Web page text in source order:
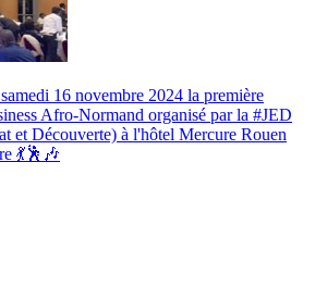
16 novembre 2024 la première
Afro-Normand organisé par la #JED
et Découverte) à l'hôtel Mercure Rouen
💃🕺🎶